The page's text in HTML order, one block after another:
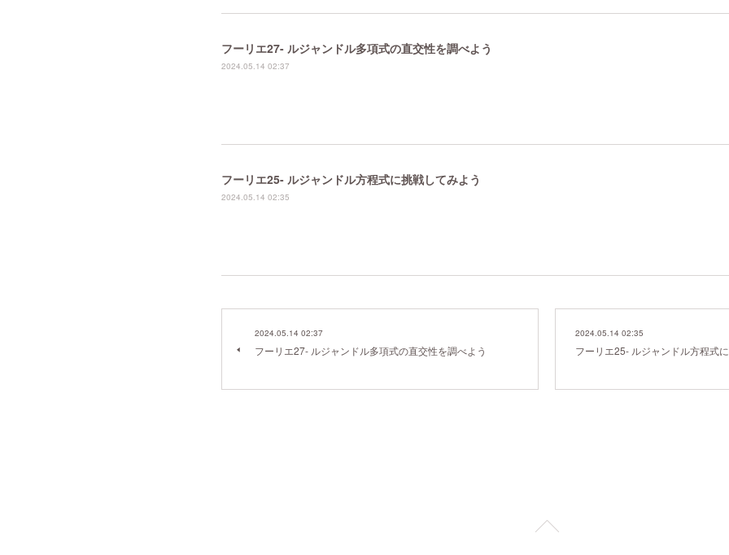
フーリエ27- ルジャンドル多項式の直交性を調べよう
2024.05.14 02:37
フーリエ25- ルジャンドル方程式に挑戦してみよう
2024.05.14 02:35
2024.05.14 02:37
フーリエ27- ルジャンドル多項式の直交性を調べよう
2024.05.14 02:35
フーリエ25- ルジャンドル方程式